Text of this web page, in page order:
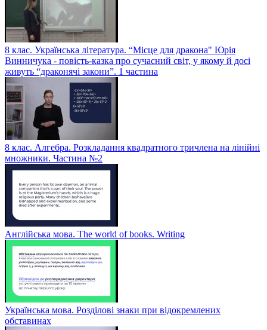
8 клас. Українська література. “Місце для дракона" Юрія
Винничука - повість-казка про сучасний світ, у якому й досі
живуть “драконячі закони”. 1 частина
8 клас. Алгебра. Розкладання квадратного тричлена на лінійні
множники. Частина №2
Англійська мова. The world of books. Writing
Українська мова. Розділові знаки при відокремлених
обставинах